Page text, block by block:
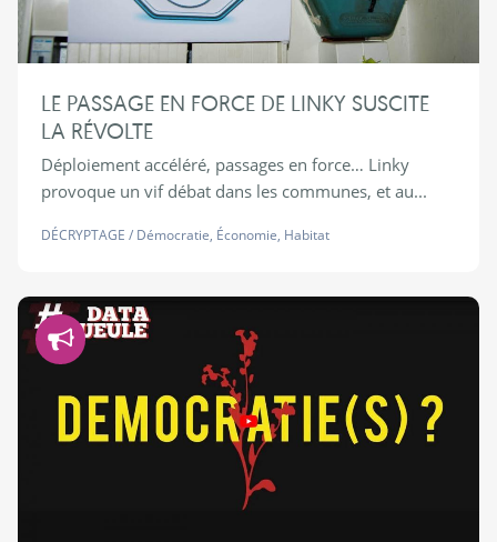
LE PASSAGE EN FORCE DE LINKY SUSCITE
LA RÉVOLTE
Déploiement accéléré, passages en force… Linky
provoque un vif débat dans les communes, et au...
DÉCRYPTAGE / Démocratie, Économie, Habitat
Démocratie